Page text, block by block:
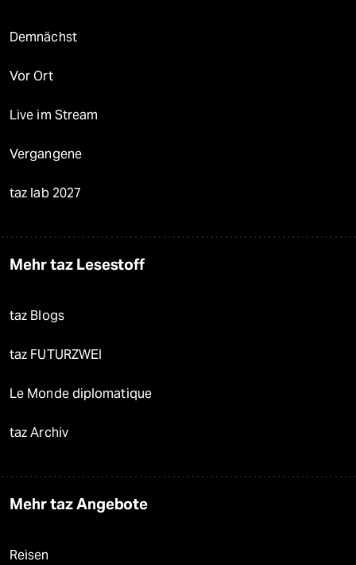
Demnächst
Vor Ort
Live im Stream
Vergangene
taz lab 2027
Mehr taz Lesestoff
taz Blogs
taz FUTURZWEI
Le Monde diplomatique
taz Archiv
Mehr taz Angebote
Reisen